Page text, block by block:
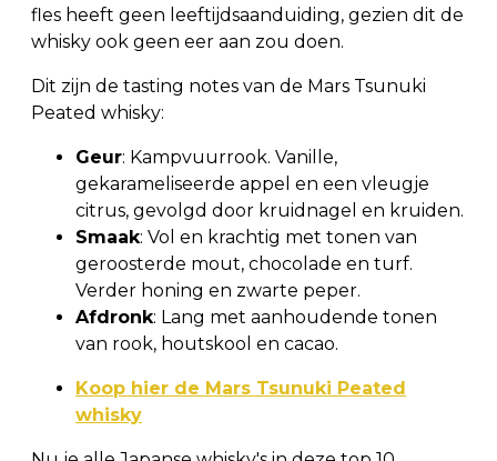
fles heeft geen leeftijdsaanduiding, gezien dit de
whisky ook geen eer aan zou doen.
Dit zijn de tasting notes van de Mars Tsunuki
Peated whisky:
Geur: Kampvuurrook. Vanille,
gekarameliseerde appel en een vleugje
citrus, gevolgd door kruidnagel en kruiden.
Smaak: Vol en krachtig met tonen van
geroosterde mout, chocolade en turf.
Verder honing en zwarte peper.
Afdronk: Lang met aanhoudende tonen
van rook, houtskool en cacao.
Koop hier de Mars Tsunuki Peated
whisky